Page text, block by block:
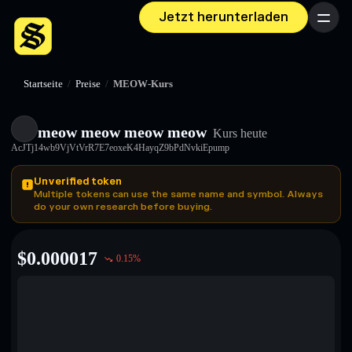
Jetzt herunterladen Menü
Startseite / Preise / MEOW-Kurs
meow meow meow meow Kurs heute
AcJTj14wb9VjVtVrR7E7eoxeK4HayqZ9bPdNvkiEpump
Unverified token
Multiple tokens can use the same name and symbol. Always
do your own research before buying.
$0.000017 0.15%